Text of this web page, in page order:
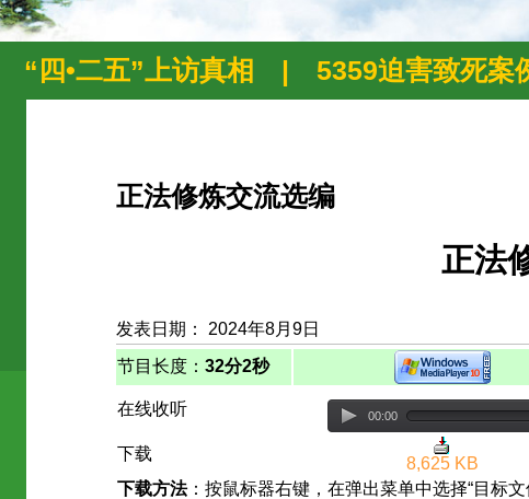
“四•二五”上访真相 | 5359迫害致死案
正法修炼交流选编
正法
发表日期： 2024年8月9日
节目长度： 32分2秒
在线收听 00:00
下载
8,625 KB
下载方法：按鼠标器右键，在弹出菜单中选择“目标